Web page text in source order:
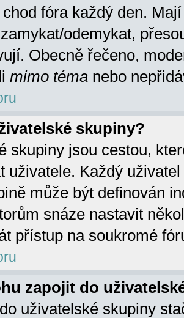
fóra každý den.
odemykat,
Obecně řečeno,
mimo téma nebo
skupiny?
skupiny jsou cestou,
uživatele. Každý
může být definován
snáze nastavit
přístup na soukromé
zapojit do
uživatelské skupiny